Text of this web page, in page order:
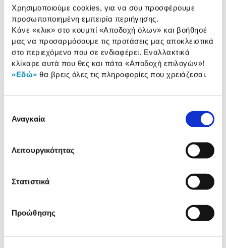
Χρησιμοποιούμε cookies, για να σου προσφέρουμε
προσωποποιημένη εμπειρία περιήγησης.
Κάνε «κλικ» στο κουμπί «Αποδοχή όλων» και βοήθησέ
μας να προσαρμόσουμε τις προτάσεις μας αποκλειστικά
στο περιεχόμενο που σε ενδιαφέρει. Εναλλακτικά
κλίκαρε αυτά που θες και πάτα «Αποδοχή επιλογών»!
«Εδώ» θα βρεις όλες τις πληροφορίες που χρειάζεσαι.
συγκατάθεσης
Αναγκαία
Λειτουργικότητας
Στατιστικά
Προώθησης
bg1000nv Laptop 13.3" IPS (Ryzen
AI 7 350/16 GB/1
TB/860M/Windows 11 Home)
849,00 €
Συνδύασέτο με